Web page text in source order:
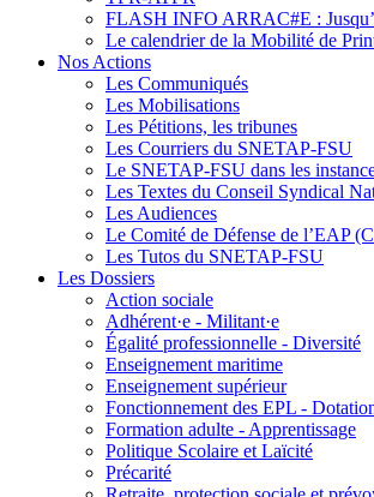
FLASH INFO ARRAC#E :
Le calendrier de la Mobilité de
Nos Actions
Les Communiqués
Les Mobilisations
Les Pétitions, les tribunes
Les Courriers du SNETAP-FSU
Le SNETAP-FSU dans les
Les Textes du Conseil Syndical
Les Audiences
Le Comité de Défense de l’EAP
Les Tutos du SNETAP-FSU
Les Dossiers
Action sociale
Adhérent·e - Militant·e
Égalité professionnelle - Diversité
Enseignement maritime
Enseignement supérieur
Fonctionnement des EPL -
Formation adulte - Apprentissage
Politique Scolaire et Laïcité
Précarité